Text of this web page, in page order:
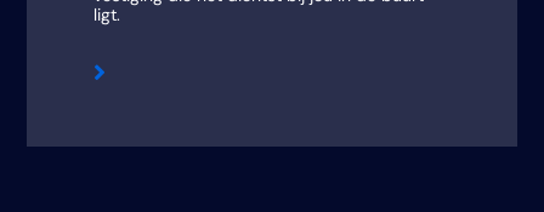
ligt.
